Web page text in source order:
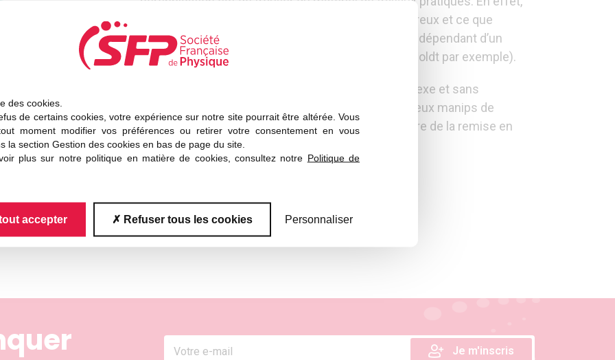
des cookies.
de certains cookies, votre expérience sur notre site pourrait être altérée. Vous
moment modifier vos préférences ou retirer votre consentement en vous
la section Gestion des cookies en bas de page du site.
plus sur notre politique en matière de cookies, consultez notre Politique de
accepter Refuser tous les cookies Personnaliser
les appareils de TP de niveau master sont très onéreux et ce que
propose aujourd’hui les constructeurs est souvent dépendant d’un
système d’acquisition complexe (CASSY pour Leyboldt par exemple).
de TP, qui peut paraître un peu obsolète, sans chaîne de mesure complexe et sans
particulier à la recherche d’appareils d’optique et éventuellement une ou deux manips de
l’effet Zeeman). Nous pouvons nous charger dans une certaine mesure de la remise en
aux exigence de Haïti (110V prises américaines).